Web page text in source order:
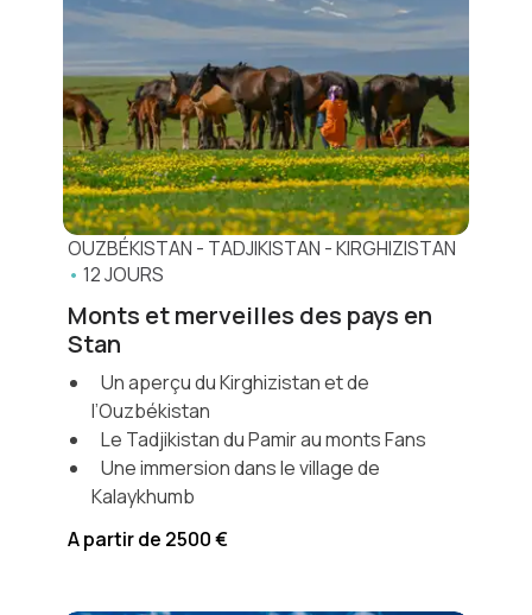
OUZBÉKISTAN - TADJIKISTAN -KIRGHIZISTAN
• 12 JOURS
Monts et merveilles des pays en
Stan
Un aperçu du Kirghizistan et de
l’Ouzbékistan
Le Tadjikistan du Pamir au monts Fans
Une immersion dans le village de
Kalaykhumb
A partir de 2500 €